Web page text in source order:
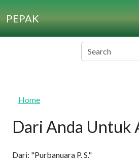
PEPAK
Home
Dari Anda Untuk
Dari: "Purbanuara P. S."